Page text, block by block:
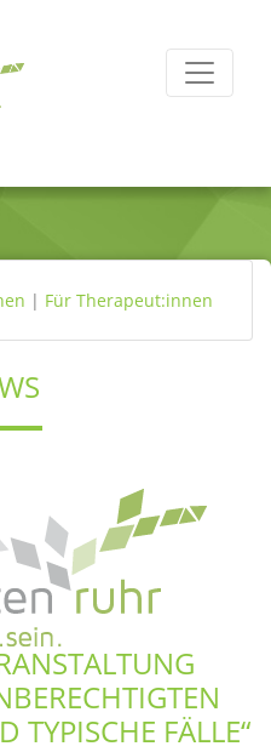
| Für Therapeut:innen
TYPISCHE FÄLLE“